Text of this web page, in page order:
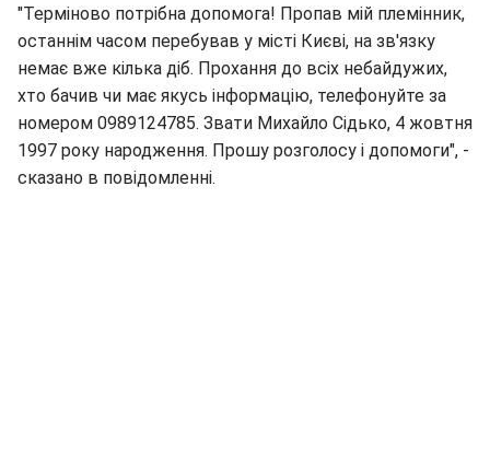
"Терміново потрібна допомога! Пропав мій племінник,
останнім часом перебував у місті Києві, на зв'язку
немає вже кілька діб. Прохання до всіх небайдужих,
хто бачив чи має якусь інформацію, телефонуйте за
номером 0989124785. Звати Михайло Сідько, 4 жовтня
1997 року народження. Прошу розголосу і допомоги", -
сказано в повідомленні.